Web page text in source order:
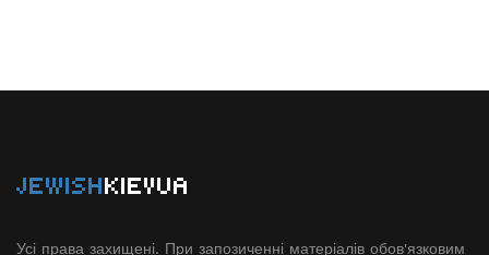
JEWISHKIEVUA
Усі права захищені. При запозиченні матеріалів обов'язковим